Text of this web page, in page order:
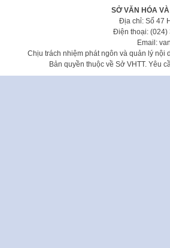
SỞ VĂN HÓA
Địa chỉ: Số 47
Điện thoại: (024)
Email:
Chịu trách nhiệm phát ngôn và quản lý nội
Bản quyền thuộc về Sở VHTT. Yêu